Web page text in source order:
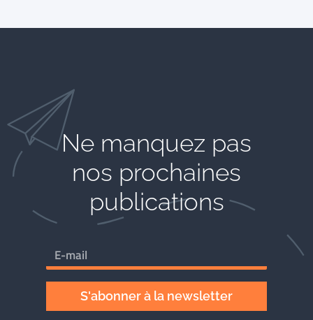
Ne manquez pas
nos prochaines
publications
S'abonner à la newsletter